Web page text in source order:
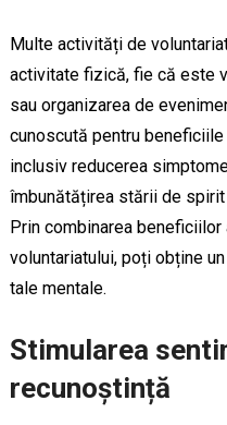
Multe activități de
activitate fizică, fie că este
sau organizarea de
cunoscută pentru
inclusiv reducerea
îmbunătățirea stării de
Prin combinarea
voluntariatului, poți obține
tale mentale.
Stimularea
recunoștință